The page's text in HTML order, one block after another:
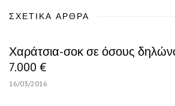
ΣΧΕΤΙΚΆ ΆΡΘΡΑ
Χαράτσια-σοκ σε όσους
7.000 €
16/03/2016